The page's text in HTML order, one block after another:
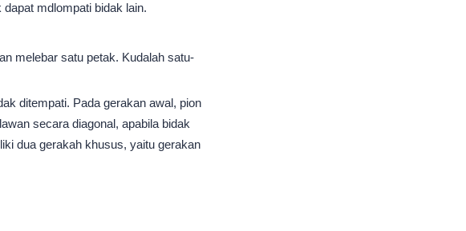
mdlompati bidak lain.
melebar satu petak. Kudalah satu-
ditempati. Pada gerakan awal, pion
secara diagonal, apabila bidak
dua gerakah khusus, yaitu gerakan